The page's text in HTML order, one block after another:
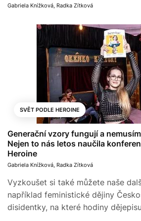
Gabriela Knížková, Radka Zítková
SVĚT PODLE HEROINE
Generační vzory fungují a
Nejen to nás letos naučila
Heroine
Gabriela Knížková, Radka Zítková
Vyzkoušet si také můžete naše
například feministické dějiny
disidentky, na které hodiny